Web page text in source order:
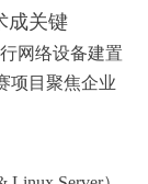
成关键
网络设备建置
项目聚焦企业